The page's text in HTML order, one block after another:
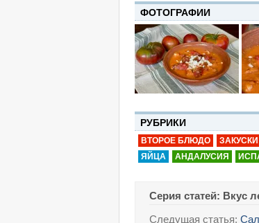
ФОТОГРАФИИ
РУБРИКИ
ВТОРОЕ БЛЮДО ЗАКУСКИ
ЯЙЦА
АНДАЛУСИЯ
Серия статей: Вкус
Следущая статья: